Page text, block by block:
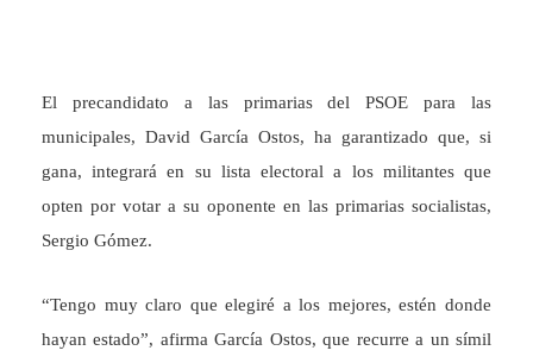
El precandidato a las primarias del PSOE para las
municipales, David García Ostos, ha garantizado que, si
gana, integrará en su lista electoral a los militantes que
opten por votar a su oponente en las primarias socialistas,
Sergio Gómez.
“Tengo muy claro que elegiré a los mejores, estén donde
hayan estado”, afirma García Ostos, que recurre a un símil